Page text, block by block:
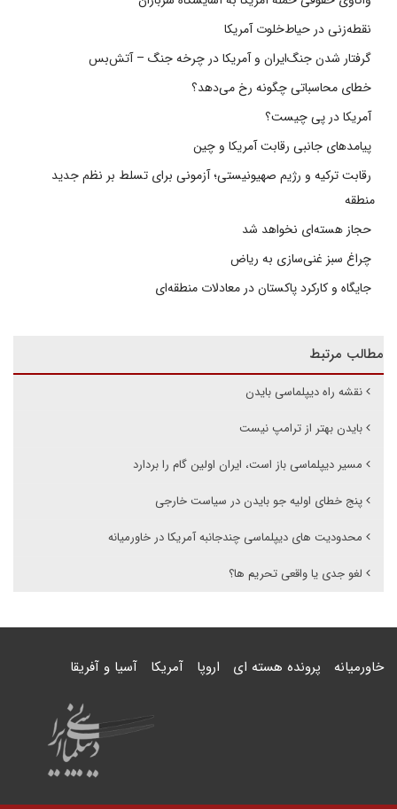
نقطه‌زنی در حیاط‌خلوت آمریکا
گرفتار شدن جنگ‌ایران و آمریکا در چرخه جنگ – آتش‌بس
خطای محاسباتی چگونه رخ می‌دهد؟
آمریکا در پی چیست؟
پیامدهای جانبی رقابت آمریکا و چین
رقابت ترکیه و رژیم صهیونیستی؛ آزمونی برای تسلط بر نظم جدید
منطقه
حجاز هسته‌ای نخواهد شد
چراغ سبز غنی‌سازی به ریاض
جایگاه و کارکرد پاکستان در معادلات منطقه‌ای
مطالب مرتبط
نقشه راه دیپلماسی بایدن
بایدن بهتر از ترامپ نیست
مسیر دیپلماسی باز است، ایران اولین گام را بردارد
پنج خطای اولیه جو بایدن در سیاست خارجی
محدودیت های دیپلماسی چندجانبه آمریکا در خاورمیانه
لغو جدی یا واقعی تحریم ها؟
خاورمیانه پرونده هسته ای اروپا آمریکا آسیا و آفریقا